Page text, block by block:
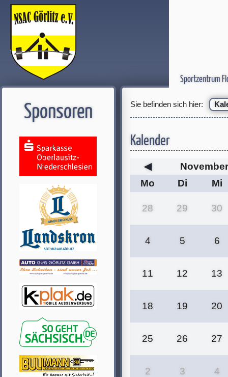
Sportzentrum
Sie befinden sich hier:
Kalender
◀
Mo
Di Mi
28 29 30
4 5 6
11 12 13
18 19 20
25 26 27
2 3 4
Sponsoren